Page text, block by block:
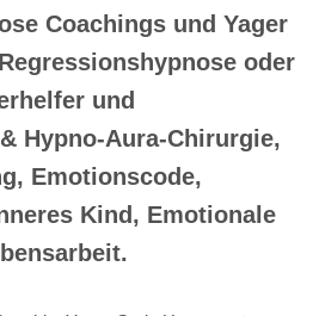
Coachings und Yager
oder
und
Hypno-Aura-Chirurgie,
Emotionscode,
Kind, Emotionale